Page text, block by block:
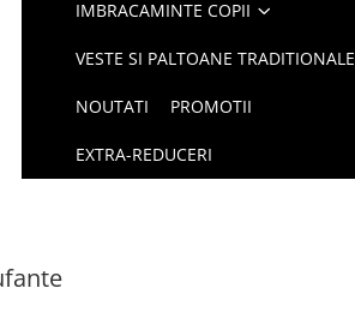
IMBRACAMINTE COPII
VESTE SI PALTOANE TRADITIONALE
NOUTATI PROMOTII
EXTRA-REDUCERI